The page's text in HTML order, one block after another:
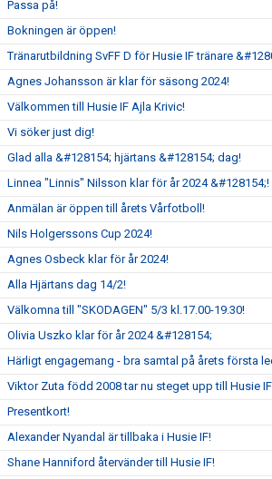
Passa på!
Bokningen är öppen!
Tränarutbildning SvFF D för Husie IF tränare
Agnes Johansson är klar för säsong 2024!
Välkommen till Husie IF Ajla Krivic!
Vi söker just dig!
Glad alla &#128154; hjärtans &#128154; dag!
Linnea "Linnis" Nilsson klar för år 2024 &#128154;!
Anmälan är öppen till årets Vårfotboll!
Nils Holgerssons Cup 2024!
Agnes Osbeck klar för år 2024!
Alla Hjärtans dag 14/2!
Välkomna till "SKODAGEN" 5/3 kl.17.00-19.30!
Olivia Uszko klar för år 2024 &#128154;
Härligt engagemang - bra samtal på årets första
Viktor Zuta född 2008 tar nu steget upp till Husie
Presentkort!
Alexander Nyandal är tillbaka i Husie IF!
Shane Hanniford återvänder till Husie IF!